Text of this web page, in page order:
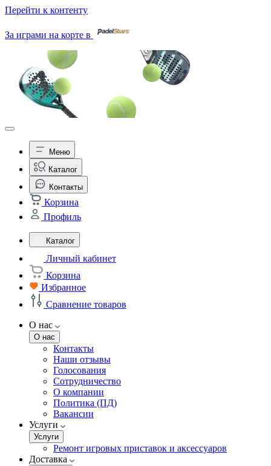
Перейти к контенту
За играми на корте в
Меню
Каталог
Контакты
Корзина
Профиль
Каталог
Личный кабинет
Корзина
Избранное
Сравнение товаров
О нас
О нас
Контакты
Наши отзывы
Голосования
Сотрудничество
О компании
Политика (ПД)
Вакансии
Услуги
Услуги
Ремонт игровых приставок и аксессуаров
Доставка